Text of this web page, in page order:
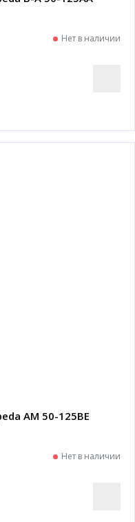
Нет в наличии
AM 50-125BE
Нет в наличии